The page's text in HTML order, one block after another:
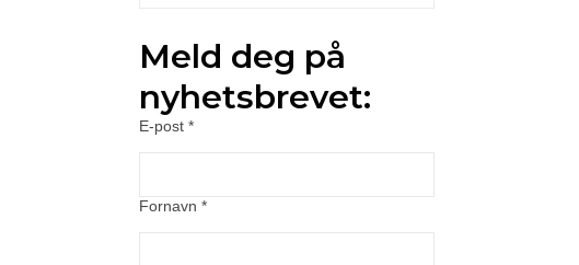
Meld deg på
nyhetsbrevet:
E-post *
Fornavn *